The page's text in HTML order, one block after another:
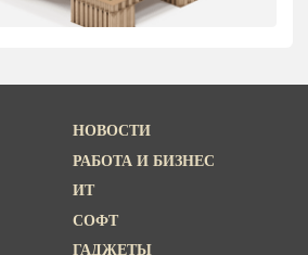
НОВОСТИ
РАБОТА И БИЗНЕС
ИТ
СОФТ
ГАДЖЕТЫ